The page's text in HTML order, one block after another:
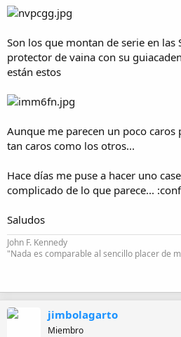
Son los que montan de serie en las
protector de vaina con su
están estos
Aunque me parecen un poco caros
tan caros como los otros...
Hace días me puse a hacer uno
complicado de lo que parece...
Saludos
John F. Kennedy
"Nada es comparable al sencillo placer de
jimbolagarto
Miembro